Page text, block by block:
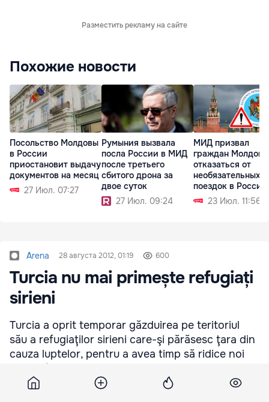
Разместить рекламу на сайте
Похожие новости
Посольство Молдовы
в России
приостановит выдачу
документов на месяц
27 Июл. 07:27
Румыния вызвала
посла России в МИД
после третьего
сбитого дрона за
двое суток
27 Июл. 09:24
МИД призвал
граждан Молдовы
отказаться от
необязательных
поездок в Россию
23 Июл. 11:56
Arena 28 августа 2012, 01:19 600
Turcia nu mai primește refugiați
sirieni
Turcia a oprit temporar găzduirea pe teritoriul
său a refugiaţilor sirieni care-şi părăsesc ţara din
cauza luptelor, pentru a avea timp să ridice noi
tabere în care să fie cazaţi străinii, a declarat un
diplomat turc, citat de Agepres.